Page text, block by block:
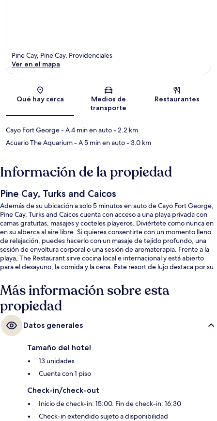
Sección del mapa
Pine Cay, Pine Cay, Providenciales
Ver en el mapa
Qué hay cerca
Medios de
transporte
Restaurantes
Cayo Fort George- A 4 min en auto- 2.2 km
Acuario The Aquarium- A 5 min en auto- 3.0 km
Información de la propiedad
Pine Cay, Turks and Caicos
Además de su ubicación a solo 5 minutos en auto de Cayo Fort George,
Pine Cay, Turks and Caicos cuenta con acceso a una playa privada con
camas gratuitas, masajes y cocteles playeros. Diviértete como nunca en
en su alberca al aire libre. Si quieres consentirte con un momento lleno
de relajación, puedes hacerlo con un masaje de tejido profundo, una
sesión de envoltura corporal o una sesión de aromaterapia. Frente a la
playa, The Restaurant sirve cocina local e internacional y está abierto
para el desayuno, la comida y la cena. Este resort de lujo destaca por su
Más información sobre esta
propiedad
Datos generales
Tamaño del hotel
13 unidades
Cuenta con 1 piso
Check-in/check-out
Inicio de check-in: 15:00. Fin de check-in: 16:30
Check-in extendido sujeto a disponibilidad